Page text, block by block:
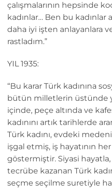
çalışmalarının hepsinde
kadınlar… Ben bu kadınlar
daha iyi işten anlayanlara
rastladım.”
YIL 1935:
“Bu karar Türk kadınına
bütün milletlerin üstünde
içinde, peçe altında ve
kadınını artık tarihlerde
Türk kadını, evdeki
işgal etmiş, iş hayatının
göstermiştir. Siyasi
tecrübe kazanan Türk
seçme seçilme suretiyle